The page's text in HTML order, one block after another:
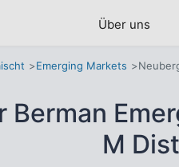
Über uns
Emerging Markets
Berman
M